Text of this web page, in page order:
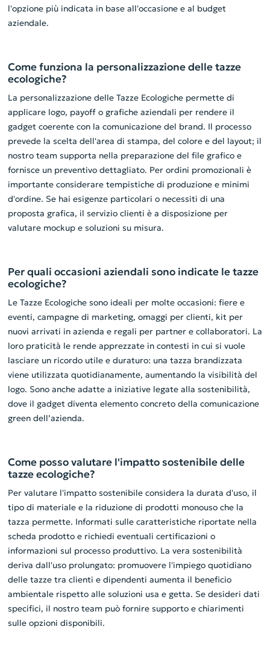
l'opzione più indicata in base all'occasione e al budget
aziendale.
Come funziona la personalizzazione delle tazze
ecologiche?
La personalizzazione delle Tazze Ecologiche permette di
applicare logo, payoff o grafiche aziendali per rendere il
gadget coerente con la comunicazione del brand. Il processo
prevede la scelta dell'area di stampa, del colore e del layout; il
nostro team supporta nella preparazione del file grafico e
fornisce un preventivo dettagliato. Per ordini promozionali è
importante considerare tempistiche di produzione e minimi
d'ordine. Se hai esigenze particolari o necessiti di una
proposta grafica, il servizio clienti è a disposizione per
valutare mockup e soluzioni su misura.
Per quali occasioni aziendali sono indicate le tazze
ecologiche?
Le Tazze Ecologiche sono ideali per molte occasioni: fiere e
eventi, campagne di marketing, omaggi per clienti, kit per
nuovi arrivati in azienda e regali per partner e collaboratori. La
loro praticità le rende apprezzate in contesti in cui si vuole
lasciare un ricordo utile e duraturo: una tazza brandizzata
viene utilizzata quotidianamente, aumentando la visibilità del
logo. Sono anche adatte a iniziative legate alla sostenibilità,
dove il gadget diventa elemento concreto della comunicazione
green dell’azienda.
Come posso valutare l'impatto sostenibile delle
tazze ecologiche?
Per valutare l'impatto sostenibile considera la durata d'uso, il
tipo di materiale e la riduzione di prodotti monouso che la
tazza permette. Informati sulle caratteristiche riportate nella
scheda prodotto e richiedi eventuali certificazioni o
informazioni sul processo produttivo. La vera sostenibilità
deriva dall'uso prolungato: promuovere l'impiego quotidiano
delle tazze tra clienti e dipendenti aumenta il beneficio
ambientale rispetto alle soluzioni usa e getta. Se desideri dati
specifici, il nostro team può fornire supporto e chiarimenti
sulle opzioni disponibili.